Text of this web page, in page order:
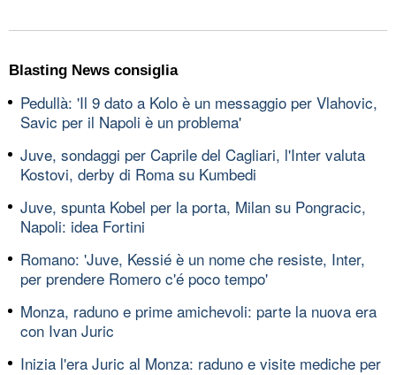
Blasting News consiglia
Pedullà: 'Il 9 dato a Kolo è un messaggio per Vlahovic,
Savic per il Napoli è un problema'
Juve, sondaggi per Caprile del Cagliari, l'Inter valuta
Kostovi, derby di Roma su Kumbedi
Juve, spunta Kobel per la porta, Milan su Pongracic,
Napoli: idea Fortini
Romano: 'Juve, Kessié è un nome che resiste, Inter,
per prendere Romero c'é poco tempo'
Monza, raduno e prime amichevoli: parte la nuova era
con Ivan Juric
Inizia l'era Juric al Monza: raduno e visite mediche per